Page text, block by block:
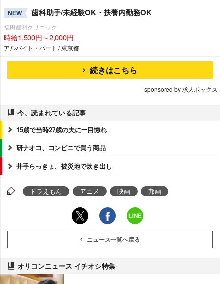
NEW 歯科助手/未経験OK・扶養内勤務OK
福田歯科クリニック
時給1,500円～2,000円
アルバイト・パート / 東京都
続きはこちら
sponsored by 求人ボックス
今、読まれている記事
15歳で当時27歳の夫に一目惚れ
研ナオコ、コンビニで買う商品
井手らっきょ、被災地で炊き出し
ドラえもん アニメ 映画 邦画
ニュース一覧へ戻る
オリコンニュース イチオシ特集